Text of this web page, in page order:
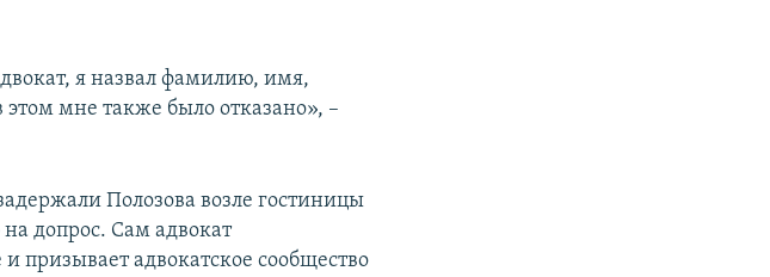
я назвал фамилию, имя,
этом мне также было отказано», –
Полозова возле гостиницы
допрос. Сам адвокат
призывает адвокатское сообщество